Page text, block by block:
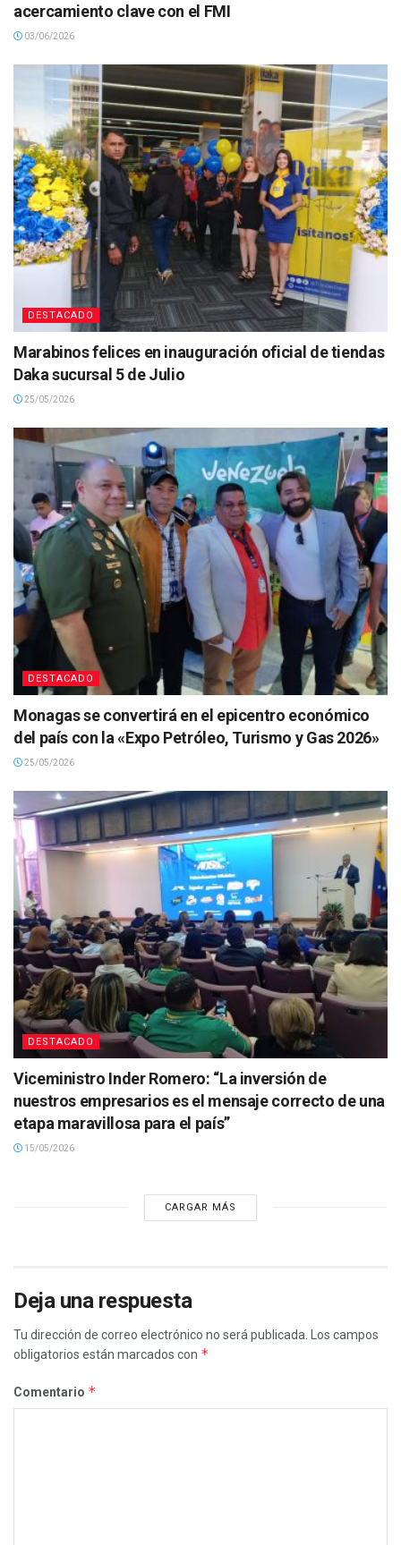
acercamiento clave con el FMI
03/06/2026
DESTACADO
Marabinos felices en inauguración oficial de tiendas
Daka sucursal 5 de Julio
25/05/2026
DESTACADO
Monagas se convertirá en el epicentro económico
del país con la «Expo Petróleo, Turismo y Gas 2026»
25/05/2026
DESTACADO
Viceministro Inder Romero: “La inversión de
nuestros empresarios es el mensaje correcto de una
etapa maravillosa para el país”
15/05/2026
CARGAR MÁS
Deja una respuesta
Tu dirección de correo electrónico no será publicada.
Los campos
obligatorios están marcados con *
Comentario *